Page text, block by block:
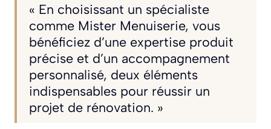
« En choisissant un spécialiste
comme Mister Menuiserie, vous
bénéficiez d’une expertise produit
précise et d’un accompagnement
personnalisé, deux éléments
indispensables pour réussir un
projet de rénovation. »